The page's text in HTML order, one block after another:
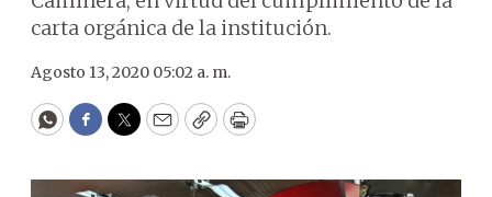
carta orgánica de la institución.
Agosto 13, 2020 05:02 a. m.
WhatsApp
Facebook
Twitter
EmailCopyPrint